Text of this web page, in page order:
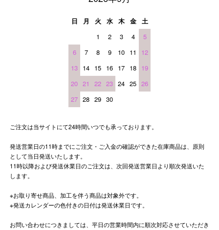
日 月 火 水 木 金
土
1
2 3 4
5
6
7 8 9 10 11
12
13 14 15 16 17 18 19
20 21 22 23 24 25 26
27 28 29 30
ご注文は当サイトにて24時間いつでも承っております。
発送営業日の11時までにご注文・ご入金の確認ができた在庫商品は、原則
として当日発送いたします。
11時以降および発送休業日のご注文は、次回発送営業日より順次発送いた
します。
※お取り寄せ商品、加工を伴う商品は対象外です。
※発送カレンダーの色付きの日付は発送休業日です。
お問い合わせにつきましては、平日の営業時間内に順次対応させていただき